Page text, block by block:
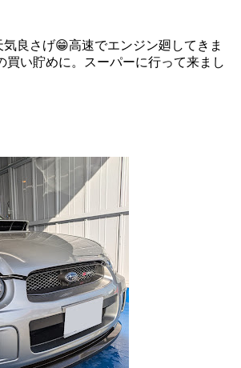
良さげ😁高速でエンジン廻してきま
買い貯めに。スーパーに行って来まし